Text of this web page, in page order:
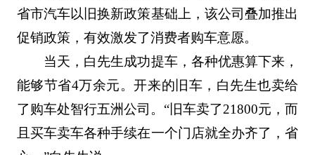
省市汽车以旧换新政策基础上，该公司叠加推出
促销政策，有效激发了消费者购车意愿。
当天，白先生成功提车，各种优惠算下来，
能够节省4万余元。开来的旧车，白先生也卖给
了购车处智行五洲公司。“旧车卖了21800元，而
且买车卖车各种手续在一个门店就全办齐了，省